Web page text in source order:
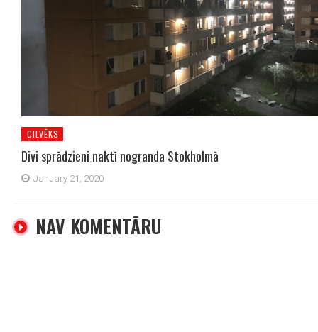
CILVĒKS
Divi sprādzieni naktī nogranda Stokholmā
January 21, 2020
NAV KOMENTĀRU